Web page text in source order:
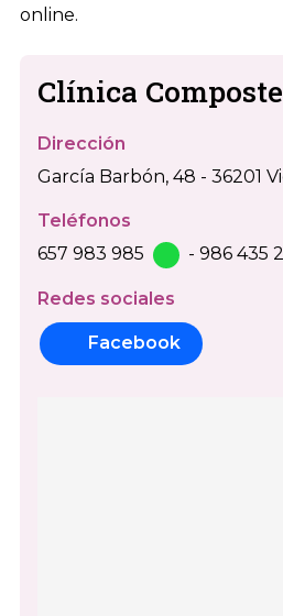
online.
Clínica
Dirección
García Barbón, 48 - 36201
Teléfonos
657 983 985
- 986 435
Redes sociales
Facebook